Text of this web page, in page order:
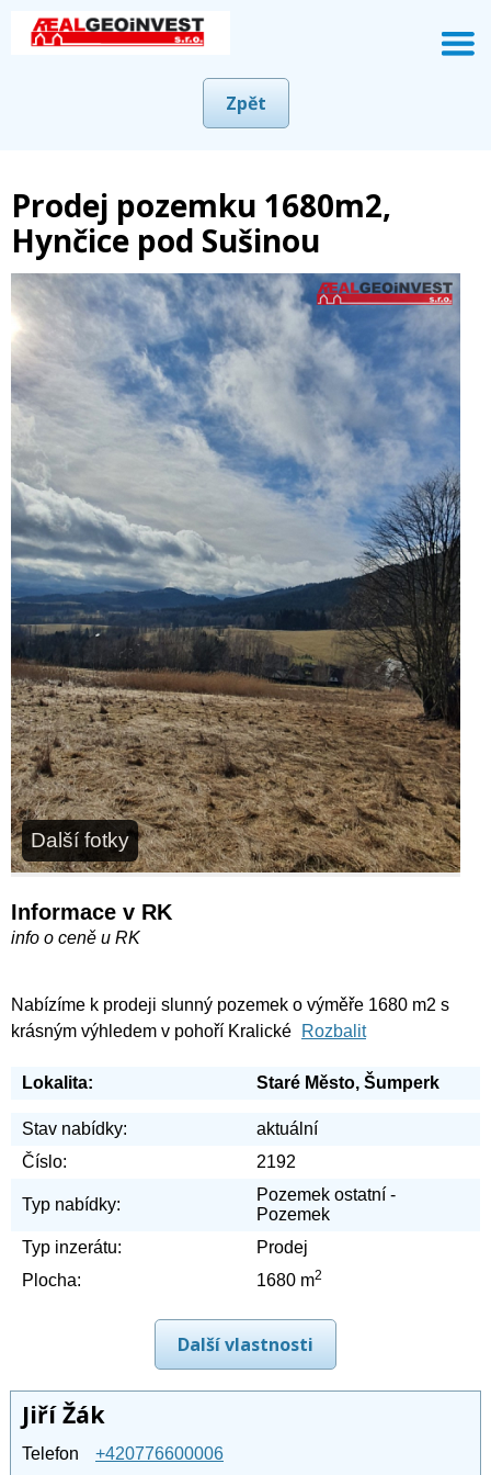
Zpět
Prodej pozemku 1680m2,
Hynčice pod Sušinou
Další fotky
Informace v RK
info o ceně u RK
Nabízíme k prodeji slunný pozemek o výměře 1680 m2 s
krásným výhledem v pohoří Kralické
Rozbalit
Lokalita: Staré Město, Šumperk
Stav nabídky:
aktuální
Číslo:
2192
Typ nabídky:
Pozemek ostatní -
Pozemek
Typ inzerátu:
Prodej
Plocha:
1680 m2
Další vlastnosti
Jiří Žák
Telefon +420776600006